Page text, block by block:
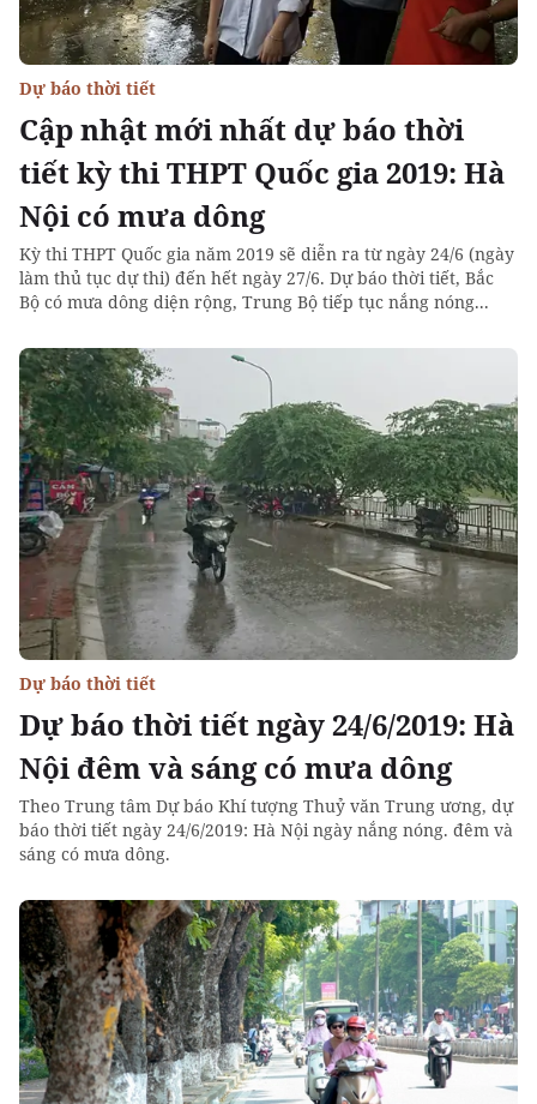
Cập nhật mới nhất dự báo thời
tiết kỳ thi THPT Quốc gia 2019: Hà
Nội có mưa dông
Dự báo thời tiết
Kỳ thi THPT Quốc gia năm 2019 sẽ diễn ra từ ngày 24/6 (ngày
làm thủ tục dự thi) đến hết ngày 27/6. Dự báo thời tiết, Bắc
Bộ có mưa dông diện rộng, Trung Bộ tiếp tục nắng nóng...
Dự báo thời tiết ngày 24/6/2019: Hà
Nội đêm và sáng có mưa dông
Dự báo thời tiết
Theo Trung tâm Dự báo Khí tượng Thuỷ văn Trung ương, dự
báo thời tiết ngày 24/6/2019: Hà Nội ngày nắng nóng. đêm và
sáng có mưa dông.